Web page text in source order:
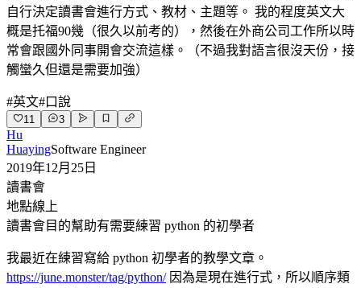
自行決定讀書會進行方式、教材、主題等。 我的程度英文大
概是托福90幾（很久以前考的），然後在外商公司工作所以時
常會跟國外同事開會交流這樣。（不過我對語言很沒天份，接
觸蠻久但還是需要加強）
#英文#口說
11 3
Hu
HuayingSoftware Engineer
2019年12月25日
讀書會
地點線上
讀書會目的幫助有需要練習 python 的初學者
我最近在練習寫給 python 初學者的教學文章。
https://june.monster/tag/python/因為是現在進行式，所以順序類